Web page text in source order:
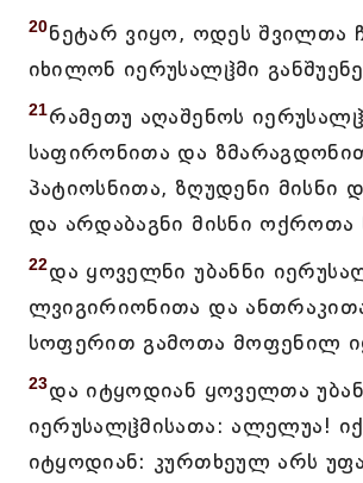
20ნეტარ ვიყო, ოდეს შვილთა
იხილონ იერუსალჱმი
21რამეთუ აღაშენოს
საფირონითა და
პატიოსნითა, ზღუდენი მისნი
და არდაბაგნი მისნი ოქროთა
22და ყოველნი უბანნი
ლვიგირიონითა და
სოფერით გამოთა მოფენილ
23და იტყოდიან ყოველთა
იერუსალჱმისათა: ალელუა!
იტყოდიან: კურთხეულ არს